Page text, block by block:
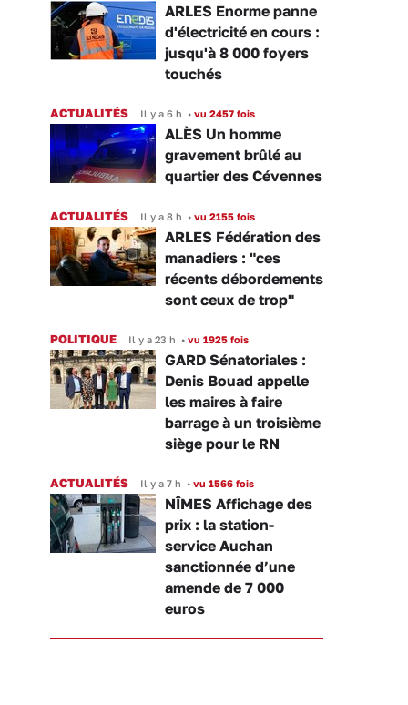
ARLES Enorme panne
d'électricité en cours :
jusqu'à 8 000 foyers
touchés
ACTUALITÉS Il y a 6 h • vu 2457 fois
ALÈS Un homme
gravement brûlé au
quartier des Cévennes
ACTUALITÉS Il y a 8 h • vu 2155 fois
ARLES Fédération des
manadiers : "ces
récents débordements
sont ceux de trop"
POLITIQUE Il y a 23 h • vu 1925 fois
GARD Sénatoriales :
Denis Bouad appelle
les maires à faire
barrage à un troisième
siège pour le RN
ACTUALITÉS Il y a 7 h • vu 1566 fois
NÎMES Affichage des
prix : la station-
service Auchan
sanctionnée d’une
amende de 7 000
euros